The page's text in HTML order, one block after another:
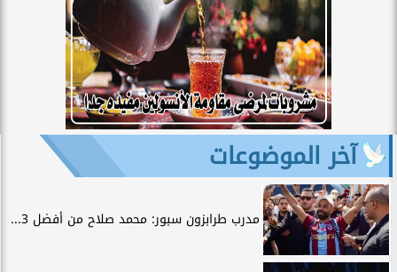
آخر الموضوعات
مدرب طرابزون سبور: محمد صلاح من أفضل 3...